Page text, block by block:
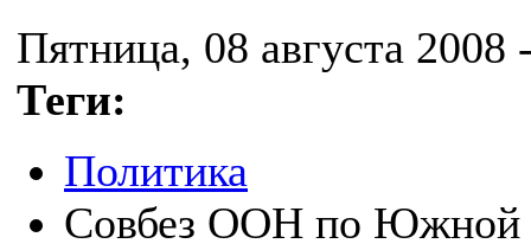
Пятница, 08 августа 2008
Теги:
Политика
Совбез ООН по Южной